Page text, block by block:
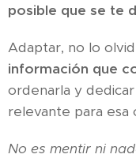
posible que se te
Adaptar, no lo
información que
ordenarla y
relevante para
No es mentir ni